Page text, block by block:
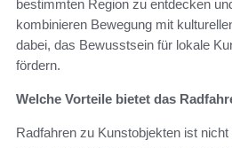
bestimmten Region zu entdecken
kombinieren Bewegung mit
dabei, das Bewusstsein für lokale
fördern.
Welche Vorteile bietet das
Radfahren zu Kunstobjekten ist